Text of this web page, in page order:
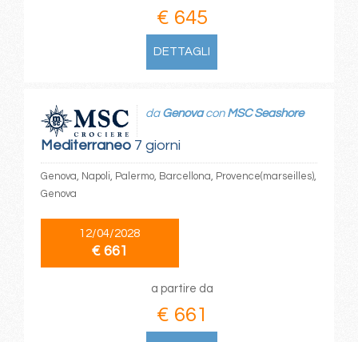
€ 645
DETTAGLI
Mediterraneo7 giorni
da Genovacon MSC Seashore
Genova, Napoli, Palermo, Barcellona, Provence(marseilles),
Genova
12/04/2028
€ 661
a partire da
€ 661